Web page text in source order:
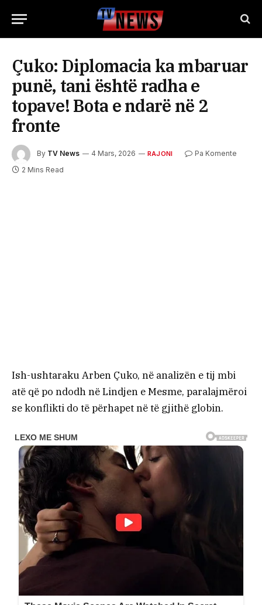
Çuko: Diplomacia ka mbaruar
punë, tani është radha e
topave! Bota e ndarë në 2
fronte
By TV News 4 Mars, 2026 RAJONI
Pa Komente
2 Mins Read
Ish-ushtaraku Arben Çuko, në analizën e tij mbi
atë që po ndodh në Lindjen e Mesme, paralajmëroi
se konflikti do të përhapet në të gjithë globin.